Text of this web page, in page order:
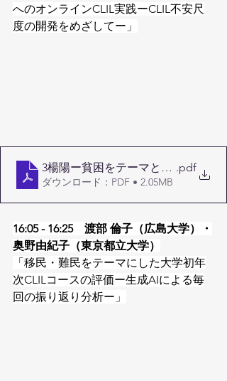
へのオンラインCLIL実践ーCLIL不安尺
度の開発をめざしてー」
3楊陽ー貧困をテーマとした中国語
.pdf
ダウンロード：PDF • 2.05MB
16:05 - 16:25　渡部 倫子（広島大学）・
奥野由紀子（東京都立大学）
「移民・難民をテーマにした大学初年
次CLILコースの評価ー生成AIによる毎
回の振り返り分析ー」